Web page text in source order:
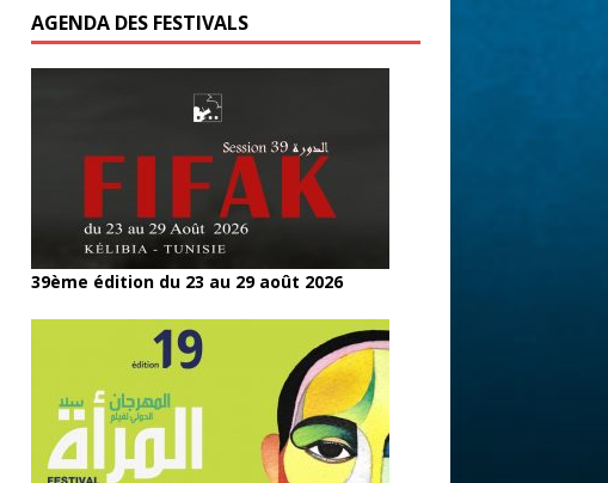
AGENDA DES FESTIVALS
39ème édition du 23 au 29 août 2026